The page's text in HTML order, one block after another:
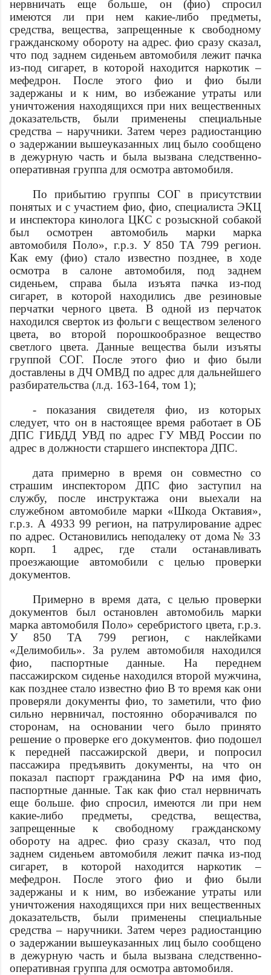
нервничать еще больше, он (фио) спросил
имеются ли при нем какие-либо предметы,
средства, вещества, запрещенные к свободному
гражданскому обороту на адрес.фио сразу сказал,
что под заднем сиденьем автомобиля лежит пачка
из-под сигарет, в которой находится наркотик –
мефедрон. После этого фио и фио были
задержаны и к ним, во избежание утраты или
уничтожения находящихся при них вещественных
доказательств, были применены специальные
средства – наручники. Затем через радиостанцию
о задержании вышеуказанных лиц было сообщено
в дежурную часть и была вызвана следственно-
оперативная группа для осмотра автомобиля.
По прибытию группы СОГ в присутствии
понятых и с участием фио, фио, специалиста ЭКЦ
и инспектора кинолога ЦКС с розыскной собакой
был осмотрен автомобиль марки марка
автомобиля Поло», г.р.з. У 850 ТА 799 регион.
Как ему (фио) стало известно позднее, в ходе
осмотра в салоне автомобиля, под заднем
сиденьем, справа была изъята пачка из-под
сигарет, в которой находились две резиновые
перчатки черного цвета. В одной из перчаток
находился сверток из фольги с веществом зеленого
цвета, во второй порошкообразное вещество
светлого цвета. Данные вещества были изъяты
группой СОГ. После этого фио и фио были
доставлены в ДЧ ОМВД по адресдля дальнейшего
разбирательства (л.д. 163-164, том 1);
- показания свидетеляфио, из которых
следует, что он в настоящее время работает в ОБ
ДПС ГИБДД УВД по адрес ГУ МВД России по
адрес в должности старшего инспектора ДПС.
дата примерно в времяон совместно со
страшим инспектором ДПСфио заступил на
службу, после инструктажа они выехали на
служебном автомобиле марки «Шкода Октавия»,
г.р.з. А 4933 99 регион, на патрулирование адрес
поадрес. Остановились неподалеку от дома № 33
корп. 1 адрес, где стали останавливать
проезжающие автомобили с целью проверки
документов.
Примерно ввремя дата, с целью проверки
документов был остановлен автомобиль марки
марка автомобиля Поло» серебристого цвета, г.р.з.
У 850 ТА 799 регион, с наклейками
«Делимобиль». За рулем автомобиля находился
фио, паспортные данные. На переднем
пассажирском сиденье находился второй мужчина,
как позднее стало известно фио В то время как они
проверяли документы фио, то заметили, что фио
сильно нервничал, постоянно оборачивался по
сторонам, на основании чего было принято
решение о проверке его документов. фио подошел
к передней пассажирской двери, и попросил
пассажира предъявить документы, на что он
показал паспорт гражданина РФ на имя фио,
паспортные данные. Так как фио стал нервничать
еще больше. фио спросил, имеются ли при нем
какие-либо предметы, средства, вещества,
запрещенные к свободному гражданскому
обороту на адрес. фио сразу сказал, что под
заднем сиденьем автомобиля лежит пачка из-под
сигарет, в которой находится наркотик –
мефедрон. После этого фио и фио были
задержаны и к ним, во избежание утраты или
уничтожения находящихся при них вещественных
доказательств, были применены специальные
средства – наручники. Затем через радиостанцию
о задержании вышеуказанных лиц было сообщено
в дежурную часть и была вызвана следственно-
оперативная группа для осмотра автомобиля.